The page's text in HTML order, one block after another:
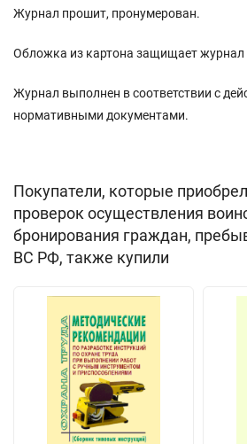
Журнал прошит, пронумерован.
Обложка из картона защищает журнал
Журнал выполнен в соответствии с
нормативными документами.
Покупатели, которые
проверок осуществления
бронирования граждан,
ВС РФ, также купили